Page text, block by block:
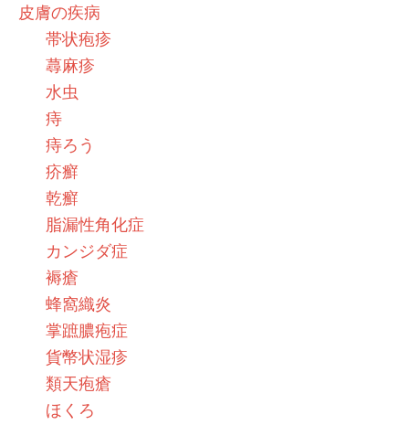
皮膚の疾病
帯状疱疹
蕁麻疹
水虫
痔
痔ろう
疥癬
乾癬
脂漏性角化症
カンジダ症
褥瘡
蜂窩織炎
掌蹠膿疱症
貨幣状湿疹
類天疱瘡
ほくろ